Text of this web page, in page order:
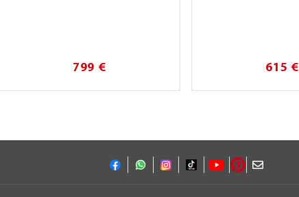
799 € 615 €